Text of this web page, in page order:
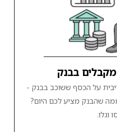
בבנק
על הכסף ששוכב בבנק -
שהבנק מציע לכם היום?
וגלו.